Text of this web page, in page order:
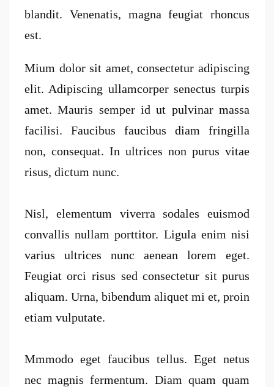
blandit. Venenatis, magna feugiat rhoncus
est.
Mium dolor sit amet, consectetur adipiscing
elit. Adipiscing ullamcorper senectus turpis
amet. Mauris semper id ut pulvinar massa
facilisi. Faucibus faucibus diam fringilla
non, consequat. In ultrices non purus vitae
risus, dictum nunc.
Nisl, elementum viverra sodales euismod
convallis nullam porttitor. Ligula enim nisi
varius ultrices nunc aenean lorem eget.
Feugiat orci risus sed consectetur sit purus
aliquam. Urna, bibendum aliquet mi et, proin
etiam vulputate.
Mmmodo eget faucibus tellus. Eget netus
nec magnis fermentum. Diam quam quam